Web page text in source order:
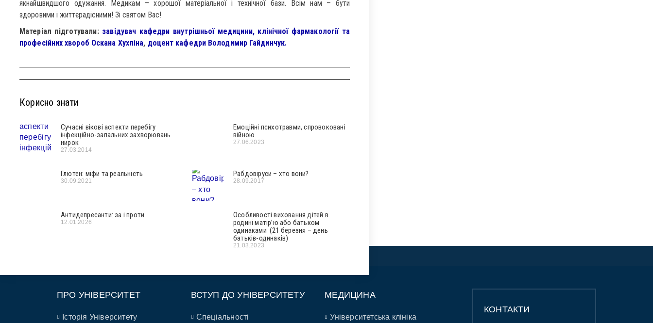
якнайшвидшого одужання. Медикам – хорошої матеріальної і технічної бази. Всім нам – бути
здоровими і життєрадісними! Зі святом Вас!
Матеріал підготували: завідувач кафедри внутрішньої медицини, клінічної фармакології та
професійних хвороб Оскана Хухліна, доцент кафедри Володимир Гайдинчук.
Корисно знати
Сучасні вікові аспекти перебігу
інфекційно-запальних захворювань
нирок
27.03.2014
Емоційні психотравми, спровоковані
війною.
27.06.2023
Глютен: міфи та реальність
30.09.2021
Рабдовіруси – хто вони?
28.09.2017
Антидепресанти: за і проти
12.01.2026
Особливості виховання дітей в
родині матір’ю або батьком
одинаками (21 березня – день
батьків-одинаків)
21.03.2023
ПРО УНІВЕРСИТЕТ
Історія Університету
ВСТУП ДО УНІВЕРСИТЕТУ
Спеціальності
МЕДИЦИНА
Університетська клініка
КОНТАКТИ